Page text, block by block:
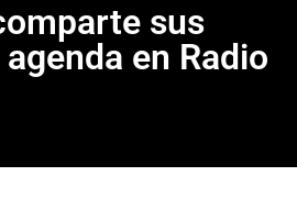
sus
en Radio